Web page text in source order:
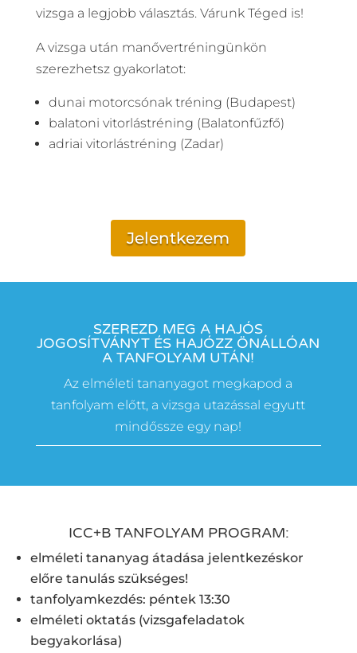
vizsga a legjobb választás. Várunk Téged is!
A vizsga után manővertréningünkön
szerezhetsz gyakorlatot:
dunai motorcsónak tréning (Budapest)
balatoni vitorlástréning (Balatonfűzfő)
adriai vitorlástréning (Zadar)
Jelentkezem
SZEREZD MEG A HAJÓS
JOGOSÍTVÁNYT ÉS HAJÓZZ ÖNÁLLÓAN
A TANFOLYAM UTÁN!
Az elméleti tananyagot megkapod a
tanfolyam előtt, a vizsga utazással egyutt
mindőssze egy nap!
ICC+B TANFOLYAM PROGRAM:
elméleti tananyag átadása jelentkezéskor
előre tanulás szükséges!
tanfolyamkezdés: péntek 13:30
elméleti oktatás (vizsgafeladatok
begyakorlása)